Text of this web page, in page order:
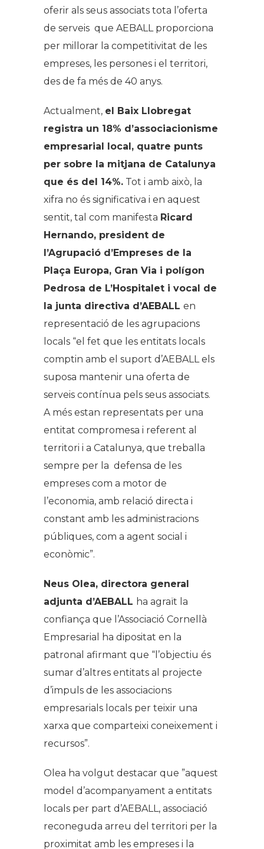
oferir als seus associats tota l’oferta
de serveis que AEBALL proporciona
per millorar la competitivitat de les
empreses, les persones i el territori,
des de fa més de 40 anys.
Actualment, el Baix Llobregat
registra un 18% d’associacionisme
empresarial local, quatre punts
per sobre la mitjana de Catalunya
que és del 14%. Tot i amb això, la
xifra no és significativa i en aquest
sentit, tal com manifesta Ricard
Hernando, president de
l’Agrupació d’Empreses de la
Plaça Europa, Gran Via i polígon
Pedrosa de L’Hospitalet i vocal de
la junta directiva d’AEBALL en
representació de les agrupacions
locals “el fet que les entitats locals
comptin amb el suport d’AEBALL els
suposa mantenir una oferta de
serveis contínua pels seus associats.
A més estan representats per una
entitat compromesa i referent al
territori i a Catalunya, que treballa
sempre per la defensa de les
empreses com a motor de
l’economia, amb relació directa i
constant amb les administracions
públiques, com a agent social i
econòmic”.
Neus Olea, directora general
adjunta d’AEBALL ha agraït la
confiança que l’Associació Cornellà
Empresarial ha dipositat en la
patronal afirmant que “l’objectiu és
sumar d’altres entitats al projecte
d’impuls de les associacions
empresarials locals per teixir una
xarxa que comparteixi coneixement i
recursos”.
Olea ha volgut destacar que ”aquest
model d’acompanyament a entitats
locals per part d’AEBALL, associació
reconeguda arreu del territori per la
proximitat amb les empreses i la